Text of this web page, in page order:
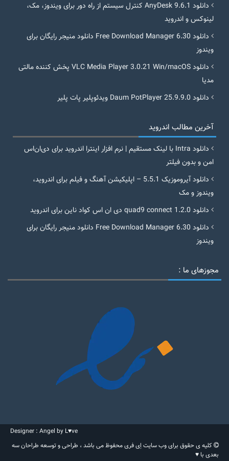
دانلود AnyDesk 9.6.1 کنترل سیستم از راه دور برای ویندوز، مک،
لینوکس و اندروید
دانلود Free Download Manager 6.30 دانلود منیجر رایگان برای
ویندوز
دانلود VLC Media Player 3.0.21 Win/macOS پخش کننده مالتی
مدیا
دانلود Daum PotPlayer 25.9.9.0 ویدئوپلیر پات پلیر
آخرین مطالب اندروید
دانلود Intra با لینک مستقیم | نرم افزار اینترا اندروید برای دی‌ان‌اس
امن و بدون فیلتر
دانلود آیروموزیک 5.5.1 – اپلیکیشن آهنگ و فیلم برای اندروید،
ویندوز و مک
دانلود quad9 connect 1.2.0 دی ان اس کواد ناین برای اندروید
دانلود Free Download Manager 6.30 دانلود منیجر رایگان برای
ویندوز
مجوزهای ما :
Designer : Angel by L♥ve
کلیه ی حقوق برای وب سایت اِی فری محفوظ می باشد ، طراحی و توسعه طراحان سه
بعدی با ♥